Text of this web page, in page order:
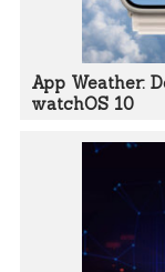
App Weather:
watchOS 10